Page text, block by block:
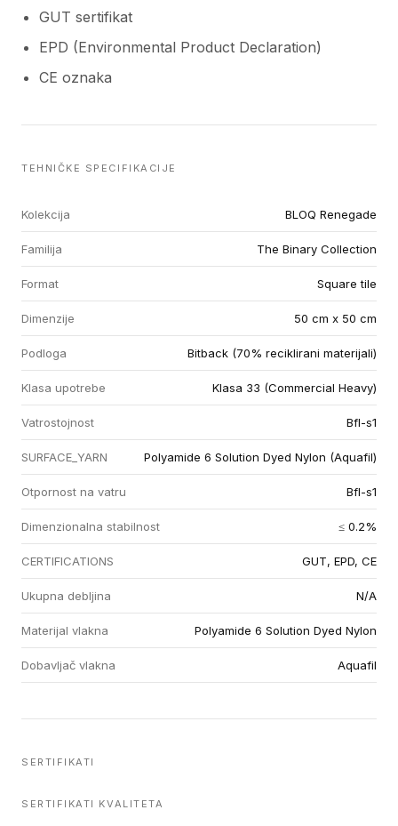
GUT sertifikat
EPD (Environmental Product Declaration)
CE oznaka
TEHNIČKE SPECIFIKACIJE
Kolekcija BLOQ Renegade
Familija The Binary Collection
Format Square tile
Dimenzije 50 cm x 50 cm
Podloga Bitback (70% reciklirani materijali)
Klasa upotrebe Klasa 33 (Commercial Heavy)
Vatrostojnost Bfl-s1
SURFACE_YARN Polyamide 6 Solution Dyed Nylon (Aquafil)
Otpornost na vatru Bfl-s1
Dimenzionalna stabilnost ≤ 0.2%
CERTIFICATIONS GUT, EPD, CE
Ukupna debljina N/A
Materijal vlakna Polyamide 6 Solution Dyed Nylon
Dobavljač vlakna Aquafil
SERTIFIKATI
SERTIFIKATI KVALITETA